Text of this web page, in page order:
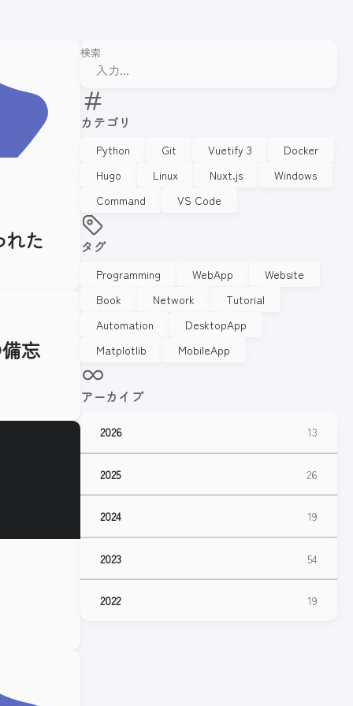
検索
カテゴリ
Python Git Vuetify 3
Docker
Hugo
Linux Nuxt.js
Windows
Command
VS Code
タグ
Programming WebApp
Website
Book
Network
Tutorial
Automation
DesktopApp
Matplotlib
MobileApp
アーカイブ
2026 13
2025 26
2024 19
2023 54
2022 19
た
忘